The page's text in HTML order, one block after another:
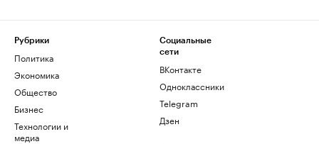
Рубрики
Политика
Экономика
Общество
Бизнес
Технологии и
медиа
Социальные
сети
ВКонтакте
Одноклассники
Telegram
Дзен